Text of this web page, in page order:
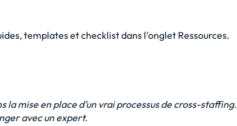
templates et checklist dans l'onglet Ressources.
la mise en place d’un vrai processus de cross-
avec un expert.